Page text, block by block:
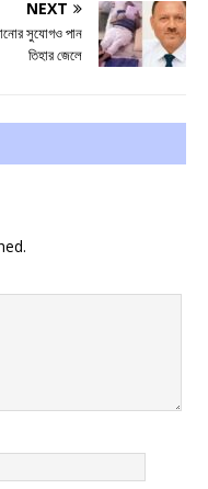
NEXT
সুযোগও পান
তিহার জেলে